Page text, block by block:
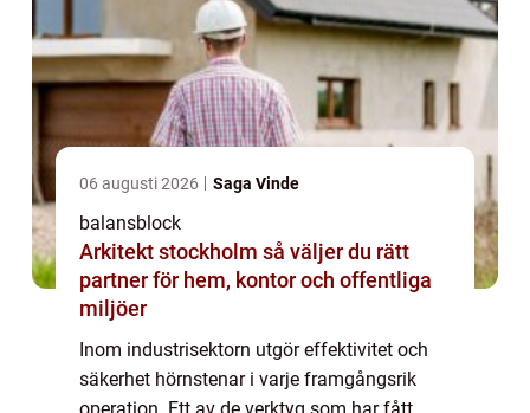
06 augusti 2026 Saga Vinde
balansblock
Arkitekt stockholm så väljer du rätt
partner för hem, kontor och offentliga
miljöer
Inom industrisektorn utgör effektivitet och
säkerhet hörnstenar i varje framgångsrik